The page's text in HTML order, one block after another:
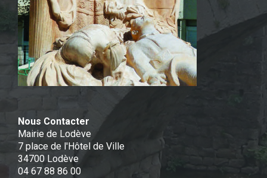
Nous Contacter
Mairie de Lodève
7 place de l'Hôtel de Ville
34700 Lodève
04 67 88 86 00